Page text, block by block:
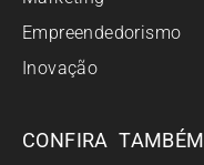
Empreendedorismo
Inovação
CONFIRA TAMBÉM